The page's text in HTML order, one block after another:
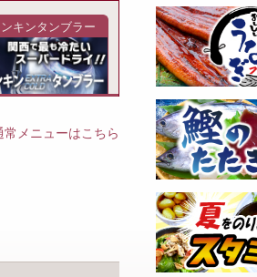
キンタンブラー
メニューはこちら